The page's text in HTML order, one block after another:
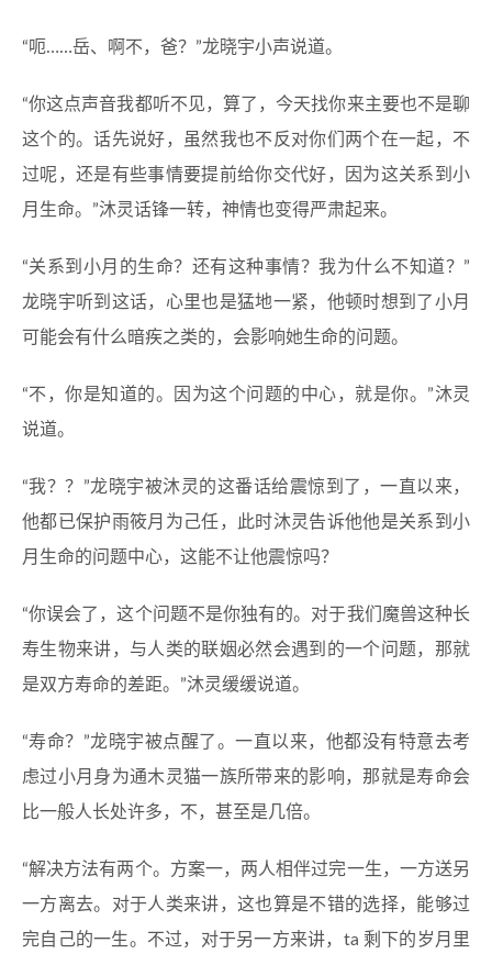
“呃……岳、啊不，爸？”龙晓宇小声说道。
“你这点声音我都听不见，算了，今天找你来主要也不是聊
这个的。话先说好，虽然我也不反对你们两个在一起，不
过呢，还是有些事情要提前给你交代好，因为这关系到小
月生命。”沐灵话锋一转，神情也变得严肃起来。
“关系到小月的生命？还有这种事情？我为什么不知道？”
龙晓宇听到这话，心里也是猛地一紧，他顿时想到了小月
可能会有什么暗疾之类的，会影响她生命的问题。
“不，你是知道的。因为这个问题的中心，就是你。”沐灵
说道。
“我？？”龙晓宇被沐灵的这番话给震惊到了，一直以来，
他都已保护雨筱月为己任，此时沐灵告诉他他是关系到小
月生命的问题中心，这能不让他震惊吗？
“你误会了，这个问题不是你独有的。对于我们魔兽这种长
寿生物来讲，与人类的联姻必然会遇到的一个问题，那就
是双方寿命的差距。”沐灵缓缓说道。
“寿命？”龙晓宇被点醒了。一直以来，他都没有特意去考
虑过小月身为通木灵猫一族所带来的影响，那就是寿命会
比一般人长处许多，不，甚至是几倍。
“解决方法有两个。方案一，两人相伴过完一生，一方送另
一方离去。对于人类来讲，这也算是不错的选择，能够过
完自己的一生。不过，对于另一方来讲，ta 剩下的岁月里